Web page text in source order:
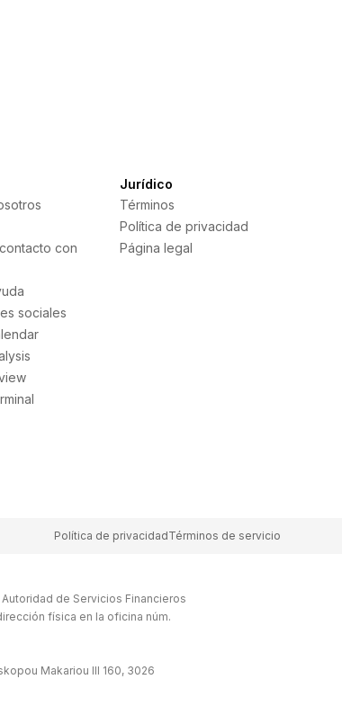
con
sociales
Jurídico
Términos
Política de privacidad
Página legal
Política de privacidadTérminos de servicio
de Servicios Financieros
física en la oficina núm.
Makariou lll 160, 3026